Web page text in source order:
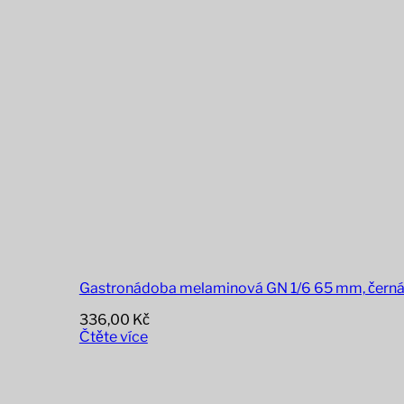
Gastronádoba melaminová GN 1/6 65 mm, černá
336,00 Kč
Čtěte více